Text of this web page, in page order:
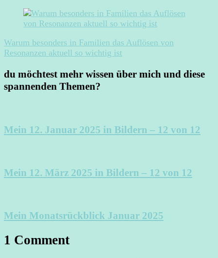
Warum besonders in Familien das Auflösen von
Resonanzen aktuell so wichtig ist
du möchtest mehr wissen über mich und diese
spannenden Themen?
Mein 12. Januar 2025 in Bildern – 12 von 12
Mein 12. März 2025 in Bildern – 12 von 12
Mein Monatsrückblick Januar 2025
1 Comment